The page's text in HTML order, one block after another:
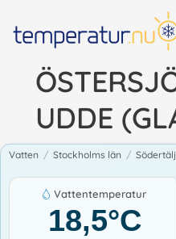
UDDE
Vatten / Stockholms län /
Vattentemperatur
18,5°C